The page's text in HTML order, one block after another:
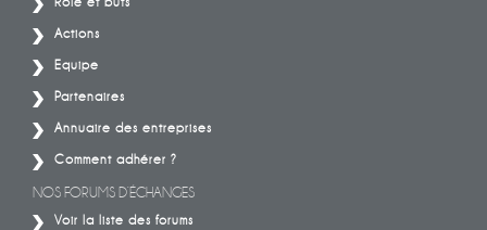
Actions
Equipe
Partenaires
Annuaire des entreprises
Comment adhérer ?
NOS FORUMS D’ÉCHANGES
Voir la liste des forums